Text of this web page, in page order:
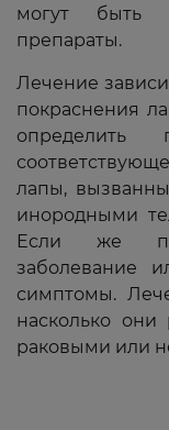
могут быть
препараты.
Лечение
покраснения
определить
лапы,
инородными
Если же
заболевание
симптомы.
насколько
раковыми или